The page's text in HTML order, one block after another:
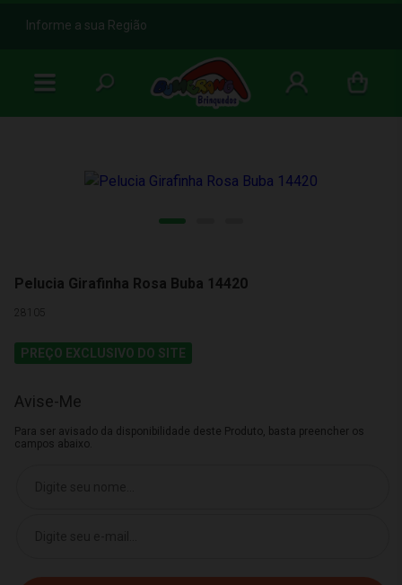
b
Informe a sua Região
Pelucia Girafinha Rosa Buba 14420
28105
PREÇO EXCLUSIVO DO SITE
Avise-Me
Para ser avisado da disponibilidade deste Produto, basta preencher os
campos abaixo.